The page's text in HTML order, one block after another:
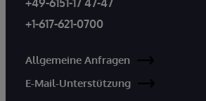
+49-6151-17 47-47
+1-617-621-0700
Allgemeine Anfragen
E-Mail-Unterstützung